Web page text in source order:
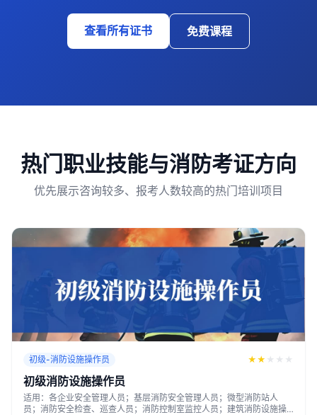
查看所有证书 免费课程
热门职业技能与消防考证方向
优先展示咨询较多、报考人数较高的热门培训项目
初级-消防设施操作员 ★ ★ ★ ★ ★
初级消防设施操作员
适用：各企业安全管理人员；基层消防安全管理人员；微型消防站人
员；消防安全检查、巡查人员；消防控制室监控人员；建筑消防设施操